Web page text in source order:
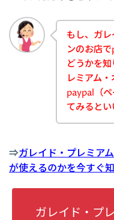
もし、ガ
ンのお店
どうかを
レミアム
paypal（
てみると
⇒ガレイド・プレミア
が使えるのかを今すぐ
ガレイド・プ